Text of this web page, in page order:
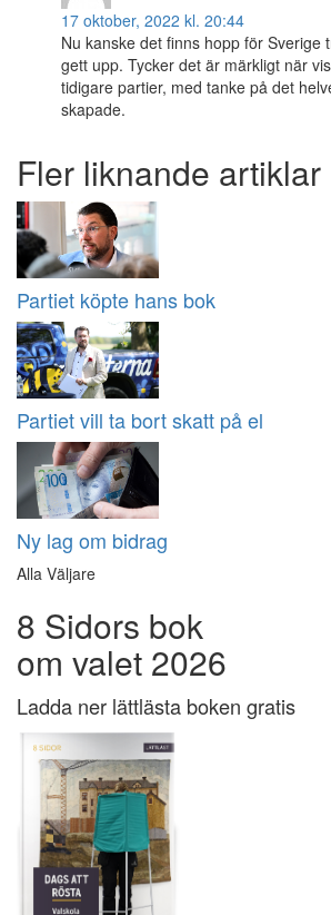
17 oktober, 2022 kl. 20:44
Nu kanske det finns hopp för Sverige
gett upp. Tycker det är märkligt när
tidigare partier, med tanke på det
skapade.
Fler liknande artiklar
Partiet köpte hans bok
Partiet vill ta bort skatt på el
Ny lag om bidrag
Alla Väljare
8 Sidors bok
om valet 2026
Ladda ner lättlästa boken gratis